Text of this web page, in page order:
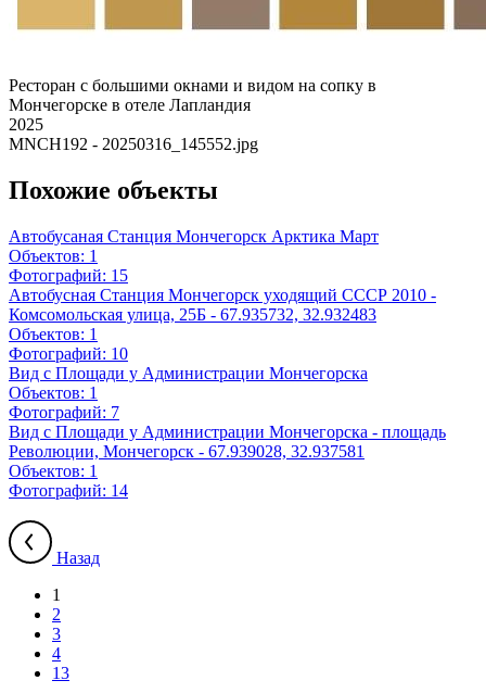
Ресторан с большими окнами и видом на сопку в
Мончегорске в отеле Лапландия
2025
MNCH192 - 20250316_145552.jpg
Похожие объекты
Автобусаная Станция Мончегорск Арктика Март
Объектов: 1
Фотографий: 15
Автобусная Станция Мончегорск уходящий СССР 2010 -
Комсомольская улица, 25Б - 67.935732, 32.932483
Объектов: 1
Фотографий: 10
Вид с Площади у Администрации Мончегорска
Объектов: 1
Фотографий: 7
Вид с Площади у Администрации Мончегорска - площадь
Революции, Мончегорск - 67.939028, 32.937581
Объектов: 1
Фотографий: 14
Назад
1
2
3
4
13